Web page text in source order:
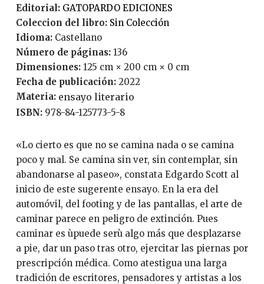
Editorial:
GATOPARDO EDICIONES
Coleccion del libro:
Sin Colección
Idioma:
Castellano
Número de páginas: 136
Dimensiones: 125 cm × 200 cm × 0 cm
Fecha de publicación:
2022
Materia: ensayo literario
ISBN: 978-84-125773-5-8
«Lo cierto es que no se camina nada o se camina
poco y mal. Se camina sin ver, sin contemplar, sin
abandonarse al paseo», constata Edgardo Scott al
inicio de este sugerente ensayo. En la era del
automóvil, del footing y de las pantallas, el arte de
caminar parece en peligro de extinción. Pues
caminar es ùpuede serù algo más que desplazarse
a pie, dar un paso tras otro, ejercitar las piernas por
prescripción médica. Como atestigua una larga
tradición de escritores, pensadores y artistas a los